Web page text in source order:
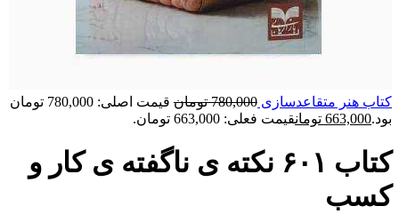
کتاب هنر متقاعدسازی 780,000 تومان
قیمت اصلی: 780,000 تومان
بود.663,000 تومانقیمت فعلی: 663,000 تومان.
کتاب ۶۰۱ نکته ی ناگفته ی کار و
کسب